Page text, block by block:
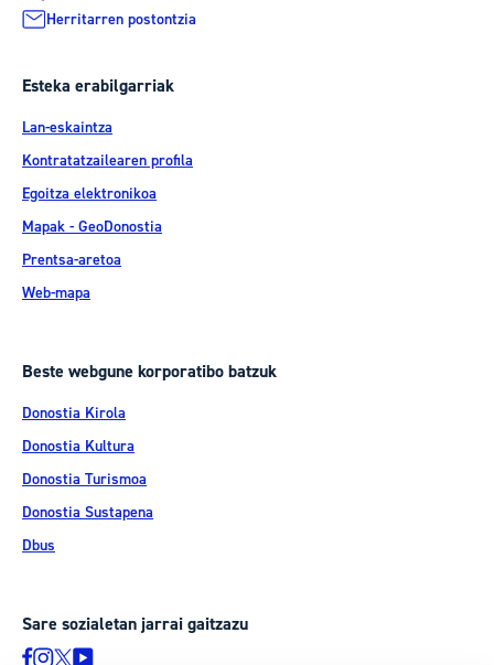
Herritarren postontzia
Esteka erabilgarriak
Lan-eskaintza
Kontratatzailearen profila
Egoitza elektronikoa
Mapak - GeoDonostia
Prentsa-aretoa
Web-mapa
Beste webgune korporatibo batzuk
Donostia Kirola
Donostia Kultura
Donostia Turismoa
Donostia Sustapena
Dbus
Sare sozialetan jarrai gaitzazu